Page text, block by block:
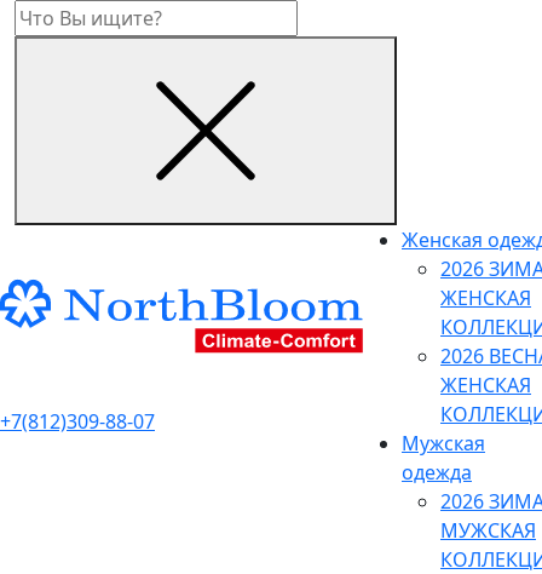
+7(812)309-88-07
Женская
2026
ЖЕНСКАЯ
2026
ЖЕНСКАЯ
Мужская
одежда
2026
МУЖСКАЯ